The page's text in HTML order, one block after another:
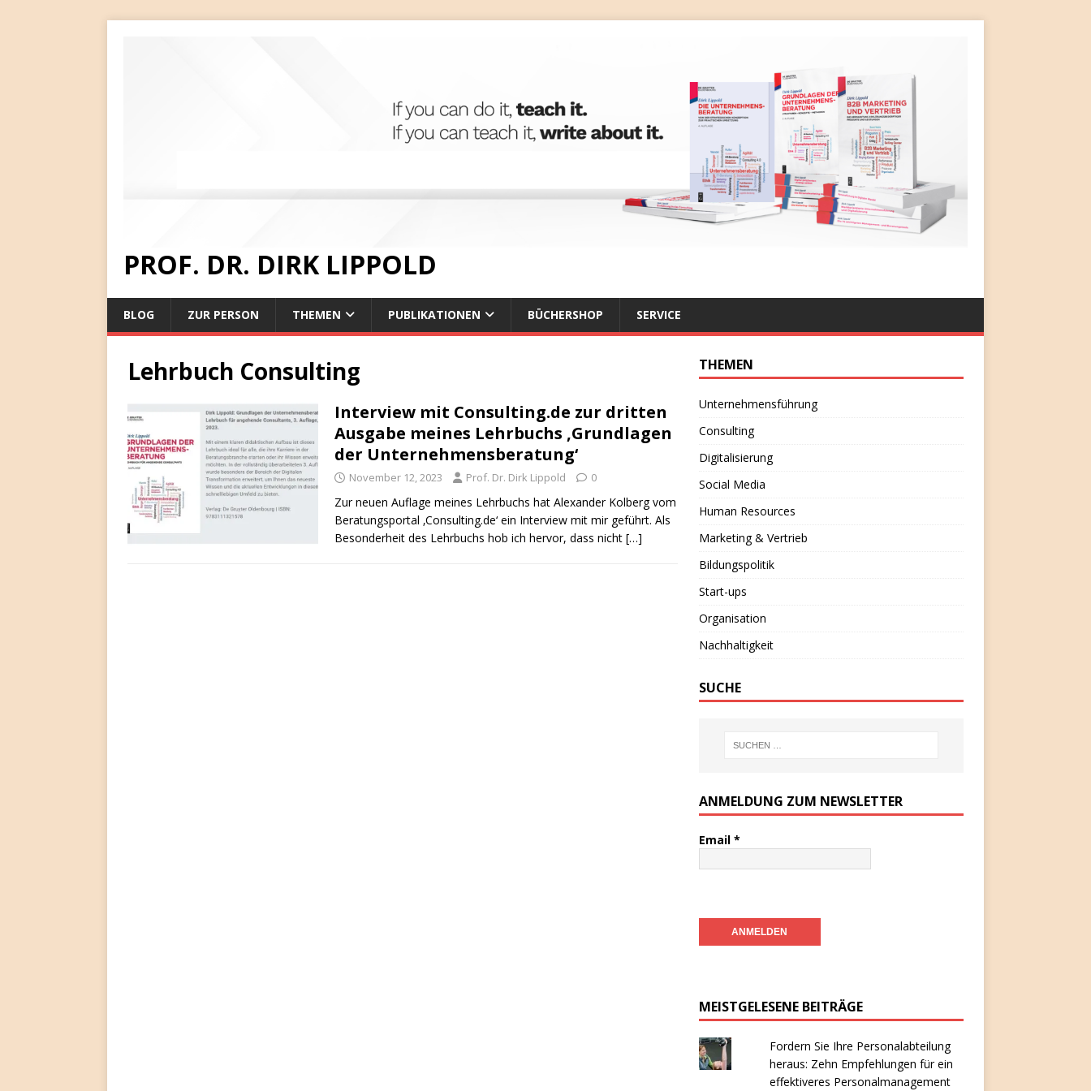
PROF. DR. DIRK LIPPOLD
BLOG ZUR PERSON THEMEN PUBLIKATIONEN BÜCHERSHOP SERVICE
Lehrbuch Consulting
Interview mit Consulting.de zur dritten
Ausgabe meines Lehrbuchs ‚Grundlagen
der Unternehmensberatung‘
November 12, 2023 Prof. Dr. Dirk Lippold 0
Zur neuen Auflage meines Lehrbuchs hat Alexander Kolberg vom
Beratungsportal ‚Consulting.de‘ ein Interview mit mir geführt. Als
Besonderheit des Lehrbuchs hob ich hervor, dass nicht […]
THEMEN
Unternehmensführung
Consulting
Digitalisierung
Social Media
Human Resources
Marketing & Vertrieb
Bildungspolitik
Start-ups
Organisation
Nachhaltigkeit
SUCHE
ANMELDUNG ZUM NEWSLETTER
Email *
MEISTGELESENE BEITRÄGE
Fordern Sie Ihre Personalabteilung
heraus: Zehn Empfehlungen für ein
effektiveres Personalmanagement